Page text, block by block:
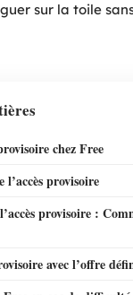
sur la toile
chez Free
l’accès provisoire
provisoire :
avec l’offre